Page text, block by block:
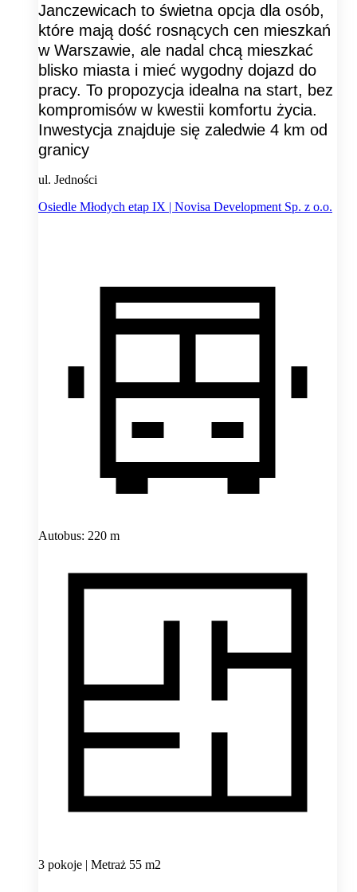
Janczewicach to świetna opcja dla osób,
które mają dość rosnących cen mieszkań
w Warszawie, ale nadal chcą mieszkać
blisko miasta i mieć wygodny dojazd do
pracy. To propozycja idealna na start, bez
kompromisów w kwestii komfortu życia.
Inwestycja znajduje się zaledwie 4 km od
granicy
ul. Jedności
Osiedle Młodych etap IX | Novisa Development Sp. z o.o.
Autobus: 220 m
3 pokoje | Metraż 55 m2